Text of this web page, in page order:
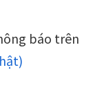
báo trên
)